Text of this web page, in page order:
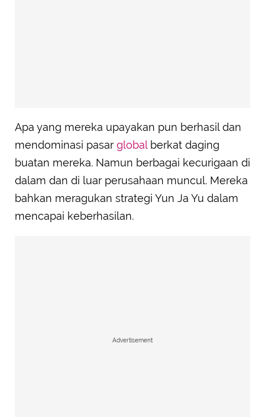
Apa yang mereka upayakan pun berhasil dan
mendominasi pasar globalberkat daging
buatan mereka. Namun berbagai kecurigaan di
dalam dan di luar perusahaan muncul. Mereka
bahkan meragukan strategi Yun Ja Yu dalam
mencapai keberhasilan.
Advertisement